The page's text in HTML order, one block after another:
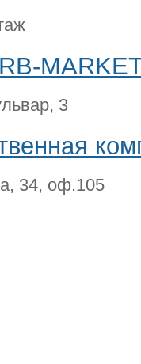
3
34, оф.105